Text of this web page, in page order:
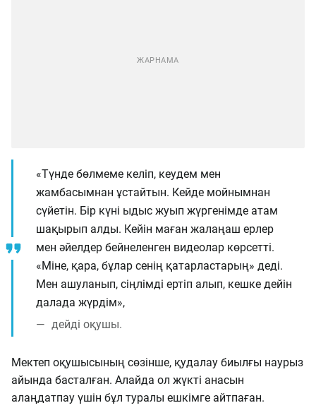
«Түнде бөлмеме келіп, кеудем мен
жамбасымнан ұстайтын. Кейде мойнымнан
сүйетін. Бір күні ыдыс жуып жүргенімде атам
шақырып алды. Кейін маған жалаңаш ерлер
мен әйелдер бейнеленген видеолар көрсетті.
«Міне, қара, бұлар сенің қатарластарың» деді.
Мен ашуланып, сіңлімді ертіп алып, кешке дейін
далада жүрдім»,
дейді оқушы.
Мектеп оқушысының сөзінше, қудалау биылғы наурыз
айында басталған. Алайда ол жүкті анасын
алаңдатпау үшін бұл туралы ешкімге айтпаған.